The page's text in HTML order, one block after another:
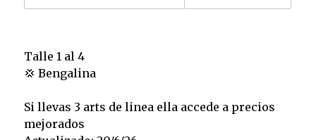
Talle 1 al 4
💢 Bengalina
Si llevas 3 arts de linea ella accede a precios
mejorados